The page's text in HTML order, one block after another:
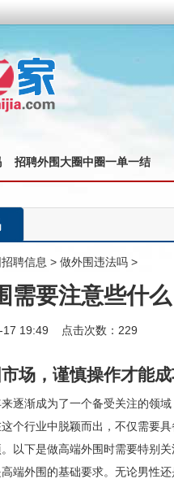
招聘外围大圈中圈一单一结
聘信息 > 做外围违法吗 >
需要注意些什么
17 19:49 点击次数：229
场，谨慎操作才能
逐渐成为了一个备受关注的领
个行业中脱颖而出，不仅需要
以下是做高端外围时需要特别关
端外围的基础要求。无论男性